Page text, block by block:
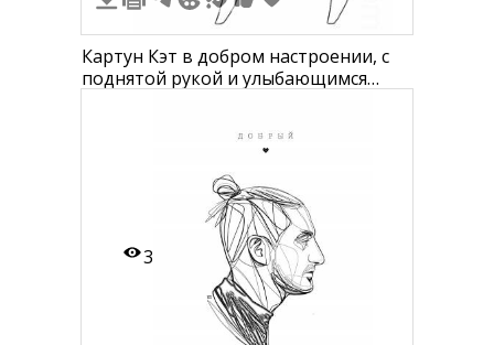
Картун Кэт в добром настроении, с
поднятой рукой и улыбающимся
3